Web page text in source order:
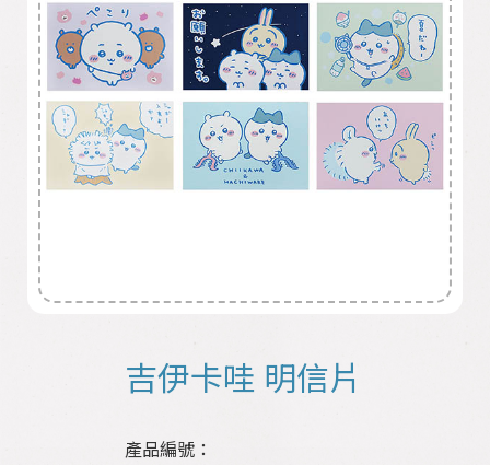
吉伊卡哇 明信片
產品編號：